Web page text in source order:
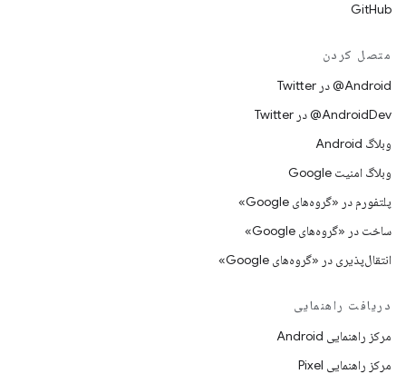
GitHub
متصل کردن
Android@ در Twitter
AndroidDev@ در Twitter
وبلاگ Android
وبلاگ امنیت Google
پلتفورم در «گروه‌های Google»
ساخت در «گروه‌های Google»
انتقال‌پذیری در «گروه‌های Google»
دریافت راهنمایی
مرکز راهنمایی Android
مرکز راهنمایی Pixel